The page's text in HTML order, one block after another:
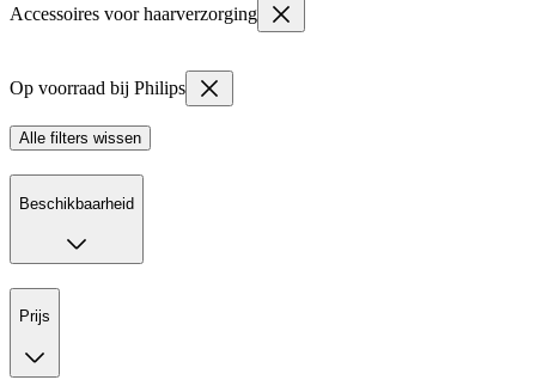
Accessoires voor haarverzorging
Op voorraad bij Philips
Alle filters wissen
Beschikbaarheid
Prijs